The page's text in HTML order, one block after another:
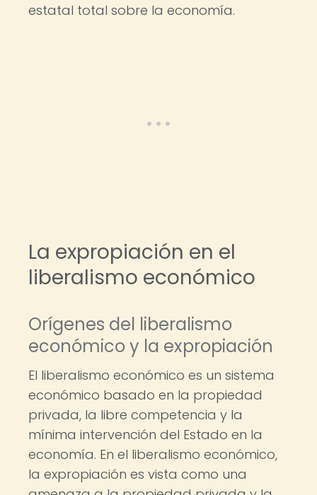
estatal total sobre la economía.
La expropiación en el
liberalismo económico
Orígenes del liberalismo
económico y la expropiación
El liberalismo económico es un sistema
económico basado en la propiedad
privada, la libre competencia y la
mínima intervención del Estado en la
economía. En el liberalismo económico,
la expropiación es vista como una